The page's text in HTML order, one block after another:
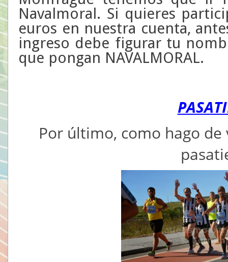
Navalmoral. Si quieres
euros en nuestra cuenta,
ingreso debe figurar tu
que pongan NAVALMORAL.
Por último, como hago